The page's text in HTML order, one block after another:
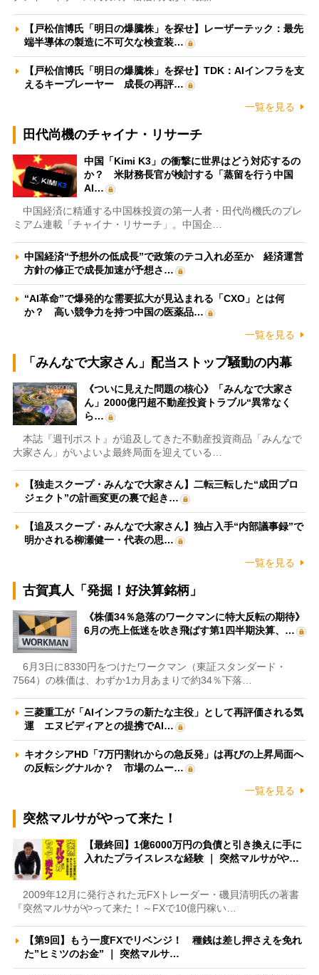
【戸松信博氏「明日の爆騰株」を探せ】レーザーテック：最先
端半導体の製造に不可欠な検査装…
【戸松信博氏「明日の爆騰株」を探せ】TDK：AIインフラを支
えるキープレーヤー 成長の再評…
一覧を見る
田代尚機のチャイナ・リサーチ
中国「Kimi K3」の衝撃に世界はどう対応するの
か？ 米財務長官が検討する「蒸留を行う中国
AI…
中国経済に精通する中国株投資の第一人者・田代尚機氏のプレ
ミアム連載「チャイナ・リサーチ」。中国企…
中国経済“予想外の低成長”で政策のテコ入れ必至か 経済運営
方針の修正で成長加速が予想さ…
“AI革命”で爆発的な需要拡大が見込まれる「CXO」とは何
か？ 高い競争力を持つ中国の医薬品…
一覧を見る
「みんなで大家さん」配当ストップ騒動の内幕
《ついに見えた問題の核心》「みんなで大家さ
ん」2000億円超不動産投資トラブル“異常なく
ら…
本誌『週刊ポスト』が追及してきた不動産投資商品「みんなで
大家さん」がいよいよ最終局面を迎えている…
【独走スクープ・みんなで大家さん】二転三転した“成田プロ
ジェクト”の計画変更の裏で起き…
【追及スクープ・みんなで大家さん】独占入手“内部議事録”で
明かされる柳瀬健一・代表の思…
一覧を見る
古賀真人「発掘！好決算銘柄」
《株価34％急落のワークマンに特大反転の期待》
6月の売上低迷を吹き飛ばす第1四半期決算、…
6月3日に8330円をつけたワークマン（東証スタンダード・
7564）の株価は、わずか1カ月あまりで約34％下落…
三菱重工が「AIインフラの新たな主役」として再評価される気
運 エヌビディアとの提携でAI…
キオクシアHD「7万円割れからの急反発」は再びの上昇局面へ
の反転シグナルか？ 市場のムー…
一覧を見る
突然マルサがやって来た！
【最終回】1億6000万円の負債と引き換えに手に
入れたプライスレスな経験 ｜ 突然マルサがや…
2009年12月に発行された元FXトレーダー・磯貝清明氏の著書
『突然マルサがやって来た！～FXで10億円稼い…
【第9回】もう一度FXでリベンジ！ 種銭は差し押さえを免れ
た”ヒミツのお金” ｜ 突然マルサ…